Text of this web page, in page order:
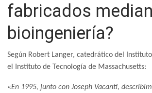
fabricados
bioingeniería?
Según Robert Langer, catedrático del
el Instituto de Tecnología de Massachusetts:
«En 1995, junto con Joseph Vacanti,